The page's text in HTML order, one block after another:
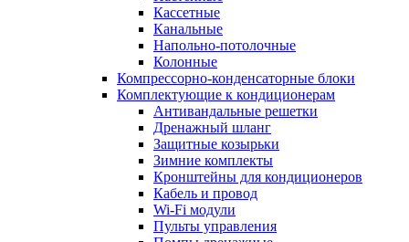
Кассетные
Канальные
Напольно-потолочные
Колонные
Компрессорно-конденсаторные блоки
Комплектующие к кондиционерам
Антивандальные решетки
Дренажный шланг
Защитные козырьки
Зимние комплекты
Кронштейны для кондиционеров
Кабель и провод
Wi-Fi модули
Пульты управления